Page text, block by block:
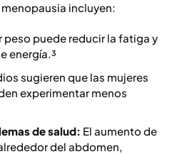
incluyen:
peso puede reducir la fatiga y
energía.³
sugieren que las mujeres
experimentar menos
de salud: El aumento de
del abdomen,